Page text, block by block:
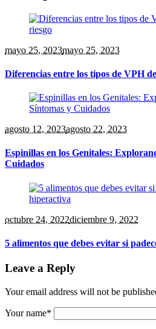
mayo 25, 2023mayo 25, 2023
Diferencias entre los tipos de VPH
agosto 12, 2023agosto 22, 2023
Espinillas en los Genitales:
Cuidados
octubre 24, 2022diciembre 9, 2022
5 alimentos que debes evitar si
Leave a Reply
Your email address will not be
Your name*